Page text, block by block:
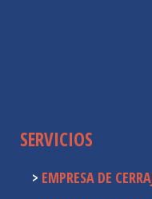
SERVICIOS
EMPRESA DE